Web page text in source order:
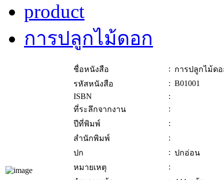
product
การปลูกไม้ดอก
ชื่อหนังสือ : การปลูกไม้ด
รหัสหนังสือ
: B01001
ISBN
:
ที่ระลึกจากงาน
:
ปีที่พิมพ์
:
สำนักพิมพ์
:
ปก
: ปกอ่อน
หมายเหตุ
: